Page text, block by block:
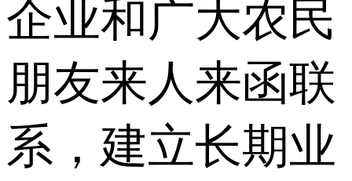
企业和广大农民
朋友来人来函联
系，建立长期业